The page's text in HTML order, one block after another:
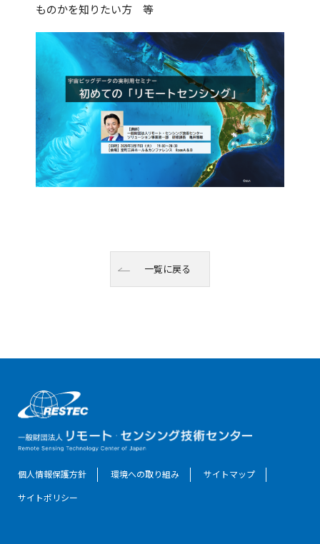
ものかを知りたい方 等
一覧に戻る
個人情報保護方針 環境への取り組み
サイトマップ
サイトポリシー